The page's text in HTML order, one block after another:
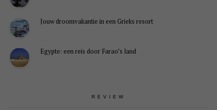
Jouw droomvakantie in een Grieks resort
Egypte: een reis door Farao’s land
REVIEW